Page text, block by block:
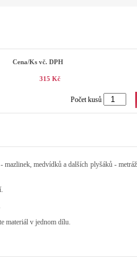
Cena/ks vč. DPH
315 Kč
Počet kusů
medvídků a dalších plyšáků -
materiál v jednom dílu.